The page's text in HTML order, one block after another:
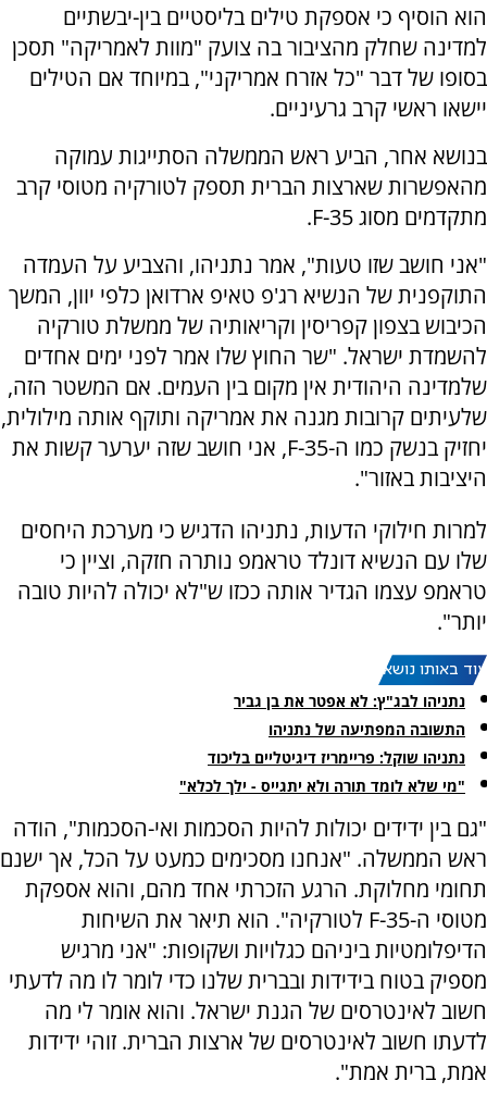
הוא הוסיף כי אספקת טילים בליסטיים בין-יבשתיים
למדינה שחלק מהציבור בה צועק "מוות לאמריקה" תסכן
בסופו של דבר "כל אזרח אמריקני", במיוחד אם הטילים
יישאו ראשי קרב גרעיניים.
בנושא אחר, הביע ראש הממשלה הסתייגות עמוקה
מהאפשרות שארצות הברית תספק לטורקיה מטוסי קרב
מתקדמים מסוג F-35.
"אני חושב שזו טעות", אמר נתניהו, והצביע על העמדה
התוקפנית של הנשיא רג'פ טאיפ ארדואן כלפי יוון, המשך
הכיבוש בצפון קפריסין וקריאותיה של ממשלת טורקיה
להשמדת ישראל. "שר החוץ שלו אמר לפני ימים אחדים
שלמדינה היהודית אין מקום בין העמים. אם המשטר הזה,
שלעיתים קרובות מגנה את אמריקה ותוקף אותה מילולית,
יחזיק בנשק כמו ה-F-35, אני חושב שזה יערער קשות את
היציבות באזור".
למרות חילוקי הדעות, נתניהו הדגיש כי מערכת היחסים
שלו עם הנשיא דונלד טראמפ נותרה חזקה, וציין כי
טראמפ עצמו הגדיר אותה ככזו ש"לא יכולה להיות טובה
יותר".
עוד באותו נושא:
נתניהו לבג"ץ: לא אפטר את בן גביר
התשובה המפתיעה של נתניהו
נתניהו שוקל: פריימריז דיגיטליים בליכוד
"מי שלא לומד תורה ולא יתגייס - ילך לכלא"
"גם בין ידידים יכולות להיות הסכמות ואי-הסכמות", הודה
ראש הממשלה. "אנחנו מסכימים כמעט על הכל, אך ישנם
תחומי מחלוקת. הרגע הזכרתי אחד מהם, והוא אספקת
מטוסי ה-F-35 לטורקיה". הוא תיאר את השיחות
הדיפלומטיות ביניהם כגלויות ושקופות: "אני מרגיש
מספיק בטוח בידידות ובברית שלנו כדי לומר לו מה לדעתי
חשוב לאינטרסים של הגנת ישראל. והוא אומר לי מה
לדעתו חשוב לאינטרסים של ארצות הברית. זוהי ידידות
אמת, ברית אמת".